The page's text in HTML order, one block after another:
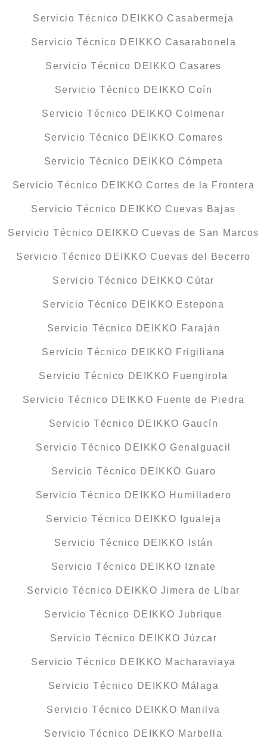
Servicio Técnico DEIKKO Casabermeja
Servicio Técnico DEIKKO Casarabonela
Servicio Técnico DEIKKO Casares
Servicio Técnico DEIKKO Coín
Servicio Técnico DEIKKO Colmenar
Servicio Técnico DEIKKO Comares
Servicio Técnico DEIKKO Cómpeta
Servicio Técnico DEIKKO Cortes de la Frontera
Servicio Técnico DEIKKO Cuevas Bajas
Servicio Técnico DEIKKO Cuevas de San Marcos
Servicio Técnico DEIKKO Cuevas del Becerro
Servicio Técnico DEIKKO Cútar
Servicio Técnico DEIKKO Estepona
Servicio Técnico DEIKKO Faraján
Servicio Técnico DEIKKO Frigiliana
Servicio Técnico DEIKKO Fuengirola
Servicio Técnico DEIKKO Fuente de Piedra
Servicio Técnico DEIKKO Gaucín
Servicio Técnico DEIKKO Genalguacil
Servicio Técnico DEIKKO Guaro
Servicio Técnico DEIKKO Humilladero
Servicio Técnico DEIKKO Igualeja
Servicio Técnico DEIKKO Istán
Servicio Técnico DEIKKO Iznate
Servicio Técnico DEIKKO Jimera de Líbar
Servicio Técnico DEIKKO Jubrique
Servicio Técnico DEIKKO Júzcar
Servicio Técnico DEIKKO Macharaviaya
Servicio Técnico DEIKKO Málaga
Servicio Técnico DEIKKO Manilva
Servicio Técnico DEIKKO Marbella